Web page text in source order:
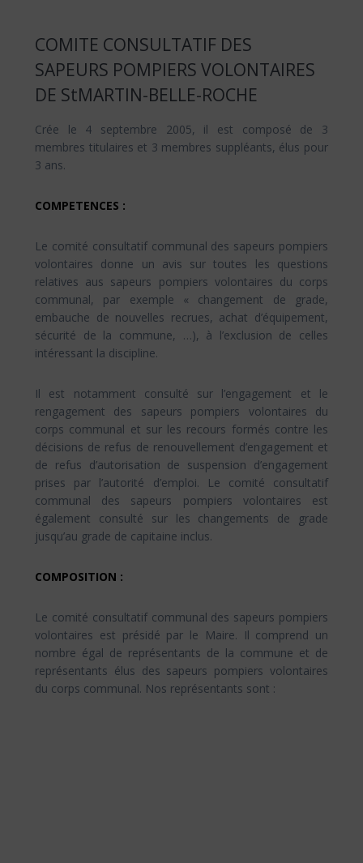
COMITE CONSULTATIF DES
SAPEURS POMPIERS VOLONTAIRES
DE StMARTIN-BELLE-ROCHE
Crée le 4 septembre 2005, il est composé de 3
membres titulaires et 3 membres suppléants, élus pour
3 ans.
COMPETENCES :
Le comité consultatif communal des sapeurs pompiers
volontaires donne un avis sur toutes les questions
relatives aus sapeurs pompiers volontaires du corps
communal, par exemple « changement de grade,
embauche de nouvelles recrues, achat d’équipement,
sécurité de la commune, …), à l’exclusion de celles
intéressant la discipline.
Il est notamment consulté sur l’engagement et le
rengagement des sapeurs pompiers volontaires du
corps communal et sur les recours formés contre les
décisions de refus de renouvellement d’engagement et
de refus d’autorisation de suspension d’engagement
prises par l’autorité d’emploi. Le comité consultatif
communal des sapeurs pompiers volontaires est
également consulté sur les changements de grade
jusqu’au grade de capitaine inclus.
COMPOSITION :
Le comité consultatif communal des sapeurs pompiers
volontaires est présidé par le Maire. Il comprend un
nombre égal de représentants de la commune et de
représentants élus des sapeurs pompiers volontaires
du corps communal. Nos représentants sont :